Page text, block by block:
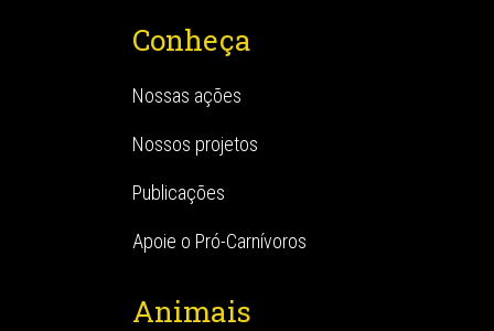
Conheça
Nossas ações
Nossos projetos
Publicações
Apoie o Pró-Carnívoros
Animais